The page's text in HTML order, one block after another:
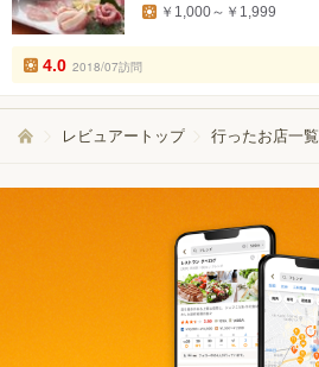
数
￥1,000～￥1,999
4.0 2018/07訪問
レビュアートップ 行ったお店一覧